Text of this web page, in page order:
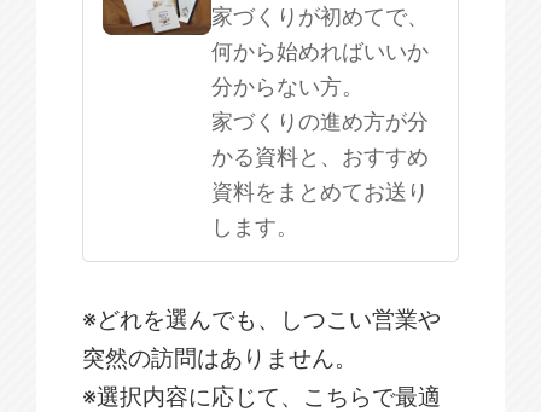
家づくりが初めてで、
何から始めればいいか
分からない方。
家づくりの進め方が分
かる資料と、おすすめ
資料をまとめてお送り
します。
※どれを選んでも、しつこい営業や
突然の訪問はありません。
※選択内容に応じて、こちらで最適